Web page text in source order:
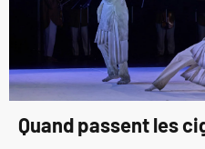
Quand passent les